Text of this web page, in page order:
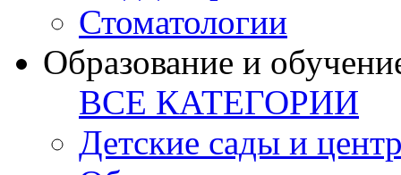
Стоматологии
Образование и
ВСЕ КАТЕГОРИИ
Детские сады и